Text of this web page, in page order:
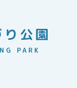
公園
PARK